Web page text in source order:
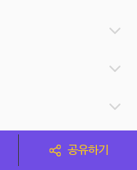
공유하기